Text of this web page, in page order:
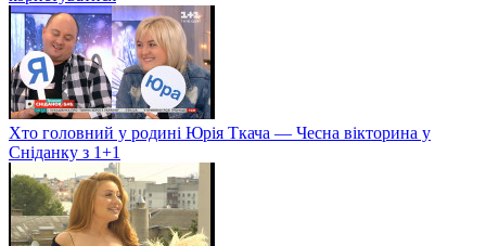
Хто головний у родині Юрія Ткача — Чесна вікторина у
Сніданку з 1+1